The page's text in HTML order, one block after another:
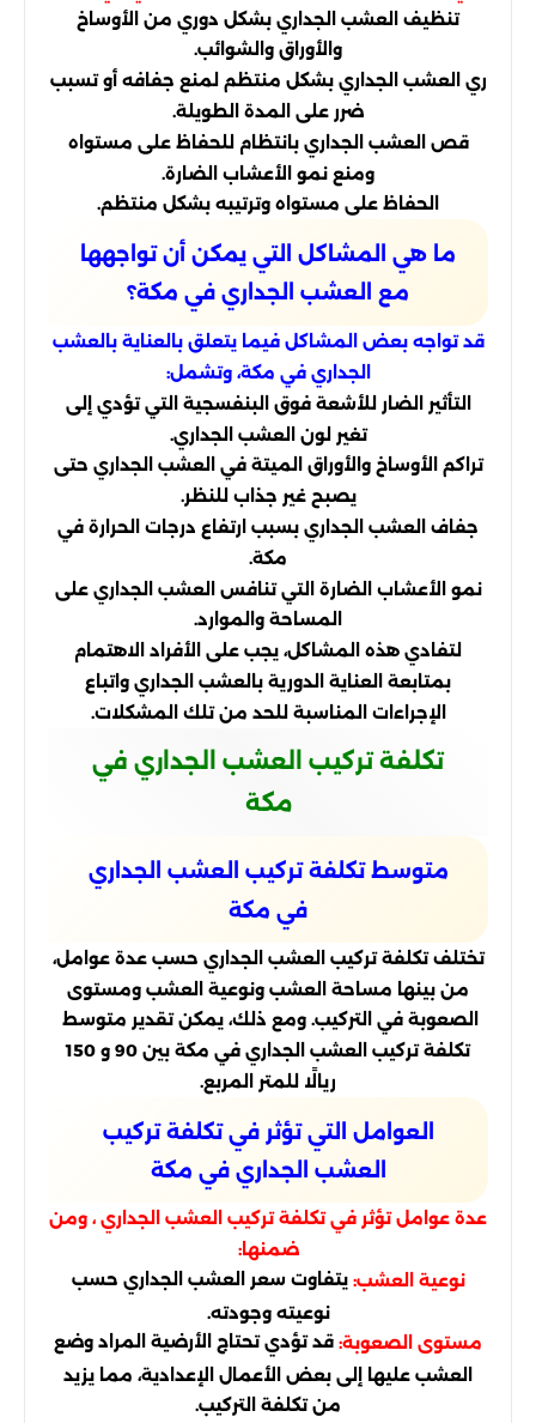
تنظيف العشب الجداري بشكل دوري من الأوساخ
والأوراق والشوائب.
ري العشب الجداري بشكل منتظم لمنع جفافه أو تسبب
ضرر على المدة الطويلة.
قص العشب الجداري بانتظام للحفاظ على مستواه
ومنع نمو الأعشاب الضارة.
الحفاظ على مستواه وترتيبه بشكل منتظم.
ما هي المشاكل التي يمكن أن تواجهها
مع العشب الجداري في مكة؟
قد تواجه بعض المشاكل فيما يتعلق بالعناية بالعشب
الجداري في مكة، وتشمل:
التأثير الضار للأشعة فوق البنفسجية التي تؤدي إلى
تغير لون العشب الجداري.
تراكم الأوساخ والأوراق الميتة في العشب الجداري حتى
يصبح غير جذاب للنظر.
جفاف العشب الجداري بسبب ارتفاع درجات الحرارة في
مكة.
نمو الأعشاب الضارة التي تنافس العشب الجداري على
المساحة والموارد.
لتفادي هذه المشاكل، يجب على الأفراد الاهتمام
بمتابعة العناية الدورية بالعشب الجداري واتباع
الإجراءات المناسبة للحد من تلك المشكلات.
تكلفة تركيب العشب الجداري في
مكة
متوسط ​​تكلفة تركيب العشب الجداري
في مكة
تختلف تكلفة تركيب العشب الجداري حسب عدة عوامل،
من بينها مساحة العشب ونوعية العشب ومستوى
الصعوبة في التركيب. ومع ذلك، يمكن تقدير متوسط ​​
تكلفة تركيب العشب الجداري في مكة بين 90 و 150
ريالًا للمتر المربع.
العوامل التي تؤثر في تكلفة تركيب
العشب الجداري في مكة
عدة عوامل تؤثر في تكلفة تركيب العشب الجداري ، ومن
ضمنها:
نوعية العشب: يتفاوت سعر العشب الجداري حسب
نوعيته وجودته.
مستوى الصعوبة: قد تؤدي تحتاج الأرضية المراد وضع
العشب عليها إلى بعض الأعمال الإعدادية، مما يزيد
من تكلفة التركيب.